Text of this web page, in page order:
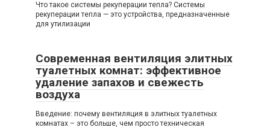
Что такое системы рекуперации тепла? Системы
рекуперации тепла — это устройства, предназначенные
для утилизации
Современная вентиляция элитных
туалетных комнат: эффективное
удаление запахов и свежесть
воздуха
Введение: почему вентиляция в элитных туалетных
комнатах – это больше, чем просто техническая